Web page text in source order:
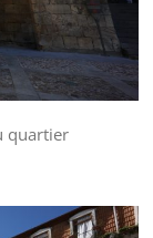
quartier